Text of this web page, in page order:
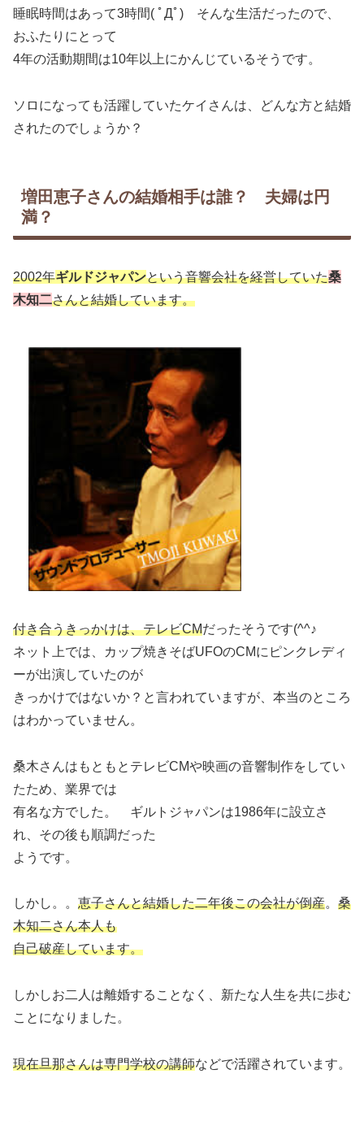
睡眠時間はあって3時間( ﾟДﾟ) そんな生活だったので、
おふたりにとって
4年の活動期間は10年以上にかんじているそうです。
ソロになっても活躍していたケイさんは、どんな方と結婚
されたのでしょうか？
増田恵子さんの結婚相手は誰？ 夫婦は円
満？
2002年ギルドジャパンという音響会社を経営していた桑
木知二さんと結婚しています。
付き合うきっかけは、テレビCMだったそうです(^^♪
ネット上では、カップ焼きそばUFOのCMにピンクレディ
ーが出演していたのが
きっかけではないか？と言われていますが、本当のところ
はわかっていません。
桑木さんはもともとテレビCMや映画の音響制作をしてい
たため、業界では
有名な方でした。 ギルトジャパンは1986年に設立さ
れ、その後も順調だった
ようです。
しかし。。 恵子さんと結婚した二年後この会社が倒産。 桑
木知二さん本人も
自己破産しています。
しかしお二人は離婚することなく、新たな人生を共に歩む
ことになりました。
現在旦那さんは専門学校の講師などで活躍されています。